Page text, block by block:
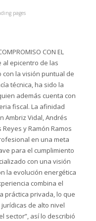
pages
CON EL
al epicentro de las
la visión puntual de
técnica, ha sido la
además cuenta con
fiscal. La afinidad
Ambriz Vidal, Andrés
y Ramón Ramos
en una meta
para el cumplimiento
con una visión
la evolución energética
combina el
práctica privada, lo que
de alto nivel
sector”, así lo describió